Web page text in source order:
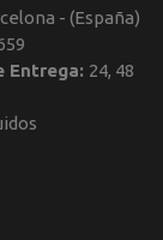
- (España)
Entrega: 24, 48